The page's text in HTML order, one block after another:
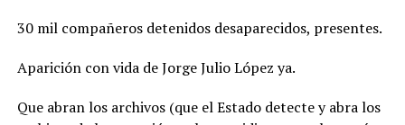
30 mil compañeros detenidos desaparecidos, presentes.
Aparición con vida de Jorge Julio López ya.
Que abran los archivos (que el Estado detecte y abra los